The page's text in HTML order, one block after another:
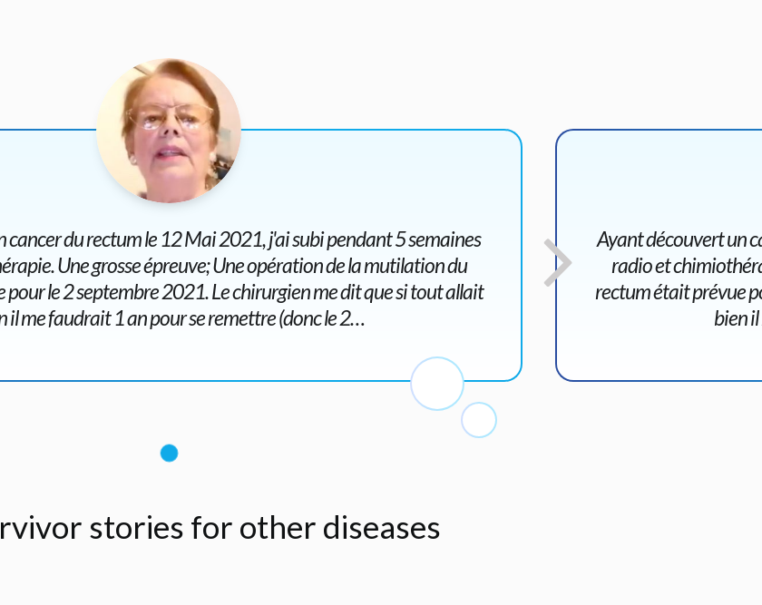
cancer du rectum le 12 Mai 2021, j'ai subi pendant 5 semaines
Une grosse épreuve; Une opération de la mutilation du
le 2 septembre 2021. Le chirurgien me dit que si tout allait
il me faudrait 1 an pour se remettre (donc le 2…
Ayant découvert un
radio et
rectum était prévue
bien
stories for other diseases